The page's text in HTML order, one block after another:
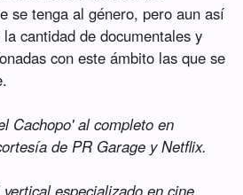
se tenga al género, pero aun así
cantidad de documentales y
con este ámbito las que se
Cachopo' al completo en
de PR Garage y Netflix.